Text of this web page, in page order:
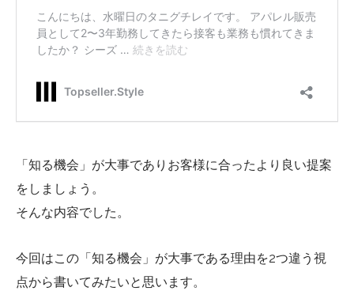
「知る機会」が大事でありお客様に合ったより良い提案
をしましょう。
そんな内容でした。
今回はこの「知る機会」が大事である理由を2つ違う視
点から書いてみたいと思います。